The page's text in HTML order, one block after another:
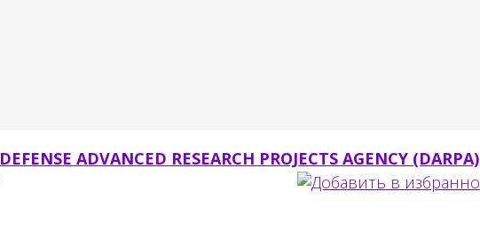
DEFENSE ADVANCED RESEARCH PROJECTS AGENCY (DARPA)